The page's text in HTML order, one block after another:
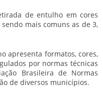
de entulho em cores
mais comuns as de 3,
apresenta formatos, cores,
por normas técnicas
Brasileira de Normas
de diversos municípios.